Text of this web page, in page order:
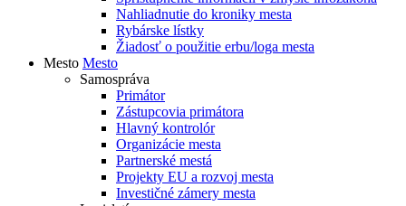
Nahliadnutie do kroniky mesta
Rybárske lístky
Žiadosť o použitie erbu/loga mesta
Mesto Mesto
Samospráva
Primátor
Zástupcovia primátora
Hlavný kontrolór
Organizácie mesta
Partnerské mestá
Projekty EU a rozvoj mesta
Investičné zámery mesta